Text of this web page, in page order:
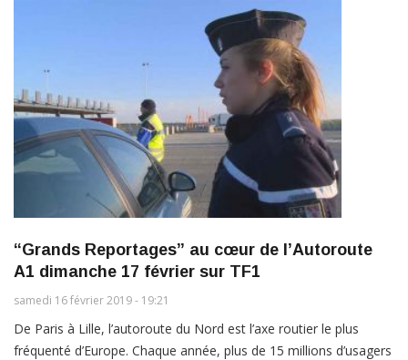
“Grands Reportages” au cœur de l’Autoroute
A1 dimanche 17 février sur TF1
samedi 16 février 2019 - 19:21
De Paris à Lille, l’autoroute du Nord est l’axe routier le plus
fréquenté d’Europe. Chaque année, plus de 15 millions d’usagers